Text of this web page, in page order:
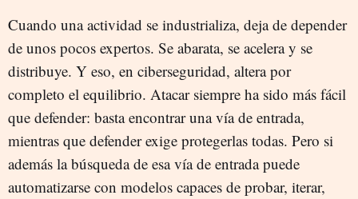
Cuando una actividad se industrializa, deja de depender
de unos pocos expertos. Se abarata, se acelera y se
distribuye. Y eso, en ciberseguridad, altera por
completo el equilibrio. Atacar siempre ha sido más fácil
que defender: basta encontrar una vía de entrada,
mientras que defender exige protegerlas todas. Pero si
además la búsqueda de esa vía de entrada puede
automatizarse con modelos capaces de probar, iterar,